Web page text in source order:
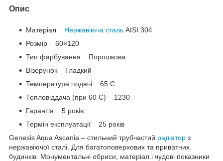
Опис
Матеріал Нержавіюча сталь AISI 304
Розмір 60×120
Тип фарбування Порошкова
Візерунок Гладкий
Температура подачі 65 C
Тепловіддача (при 60 С) 1230
Гарантія 5 років
Термін експлуатації 25 років
Genesis Aqua Ascania – стильний трубчастий радіатор з
нержавіючої сталі. Для багатоповерхових та приватних
будинків. Монументальні обриси, матеріал і чудові показники